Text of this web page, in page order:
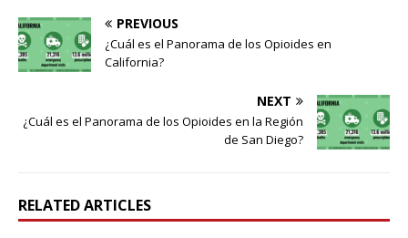
PREVIOUS
¿Cuál es el Panorama de los Opioides en
California?
NEXT
¿Cuál es el Panorama de los Opioides en la Región
de San Diego?
RELATED ARTICLES